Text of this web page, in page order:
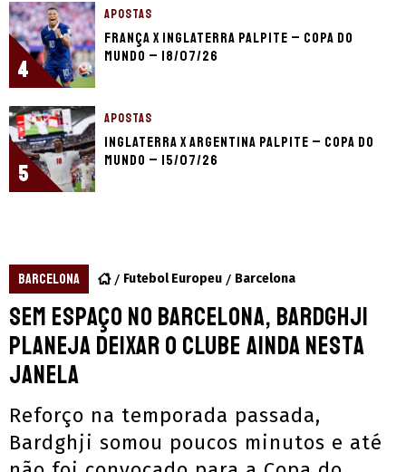
4
APOSTAS
França x Inglaterra palpite – Copa do
Mundo – 18/07/26
5
APOSTAS
Inglaterra x Argentina palpite – Copa do
Mundo – 15/07/26
BARCELONA Futebol Europeu Barcelona
Sem espaço no Barcelona, Bardghji
planeja deixar o clube ainda nesta
janela
Reforço na temporada passada,
Bardghji somou poucos minutos e até